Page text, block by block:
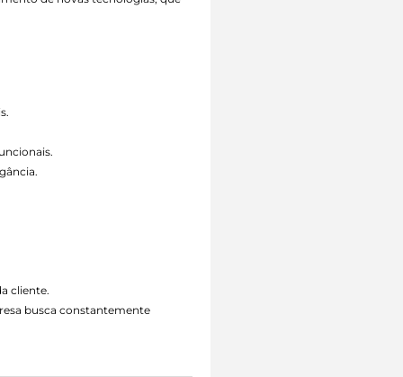
cliente.
busca constantemente